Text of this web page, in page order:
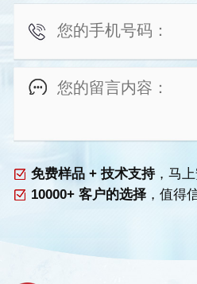
免费样品 + 技术支持，马上
10000+ 客户的选择，值得